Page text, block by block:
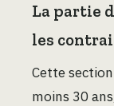
La partie
les
Cette
moins 30